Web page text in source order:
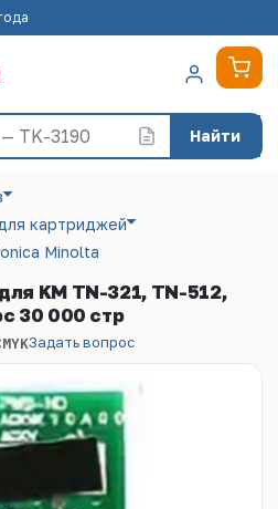
Найти
картриджей
Minolta
KM TN-321, TN-512,
30 000 стр
Задать вопрос